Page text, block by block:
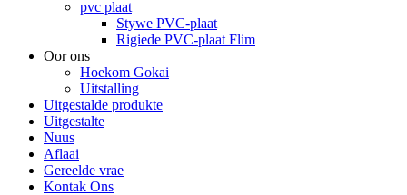
pvc plaat
Stywe PVC-plaat
Rigiede PVC-plaat Flim
Oor ons
Hoekom Gokai
Uitstalling
Uitgestalde produkte
Uitgestalte
Nuus
Aflaai
Gereelde vrae
Kontak Ons